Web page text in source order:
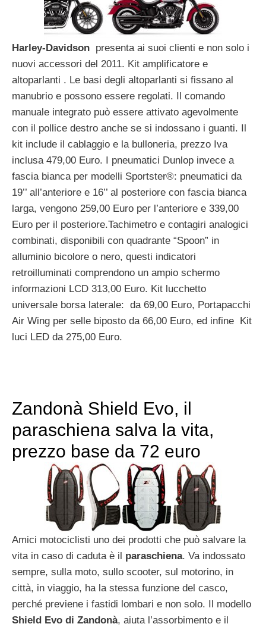
Harley-Davidson presenta ai suoi clienti e non solo i
nuovi accessori del 2011. Kit amplificatore e
altoparlanti . Le basi degli altoparlanti si fissano al
manubrio e possono essere regolati. Il comando
manuale integrato può essere attivato agevolmente
con il pollice destro anche se si indossano i guanti. Il
kit include il cablaggio e la bulloneria, prezzo Iva
inclusa 479,00 Euro. I pneumatici Dunlop invece a
fascia bianca per modelli Sportster®: pneumatici da
19’’ all’anteriore e 16’’ al posteriore con fascia bianca
larga, vengono 259,00 Euro per l’anteriore e 339,00
Euro per il posteriore.Tachimetro e contagiri analogici
combinati, disponibili con quadrante “Spoon” in
alluminio bicolore o nero, questi indicatori
retroilluminati comprendono un ampio schermo
informazioni LCD 313,00 Euro. Kit lucchetto
universale borsa laterale: da 69,00 Euro, Portapacchi
Air Wing per selle biposto da 66,00 Euro, ed infine Kit
luci LED da 275,00 Euro.
Zandonà Shield Evo, il
paraschiena salva la vita,
prezzo base da 72 euro
Amici motociclisti uno dei prodotti che può salvare la
vita in caso di caduta è il paraschiena. Va indossato
sempre, sulla moto, sullo scooter, sul motorino, in
città, in viaggio, ha la stessa funzione del casco,
perché previene i fastidi lombari e non solo. Il modello
Shield Evo di Zandonà, aiuta l’assorbimento e il